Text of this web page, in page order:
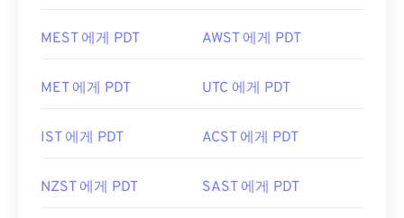
MEST 에게 PDT AWST 에게 PDT
MET 에게 PDT UTC 에게 PDT
IST 에게 PDT ACST 에게 PDT
NZST 에게 PDT SAST 에게 PDT